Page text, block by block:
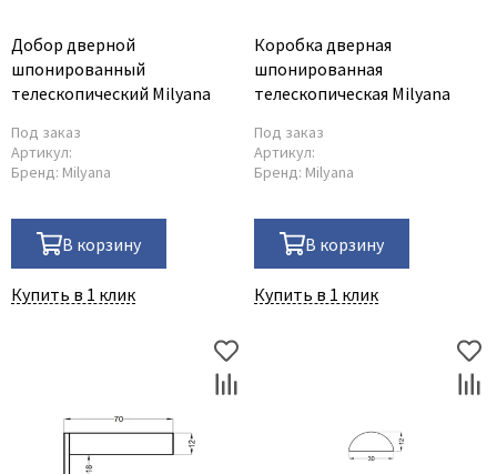
Добор дверной
шпонированный
телескопический Milyana
Под заказ
Артикул:
Бренд: Milyana
В корзину
Купить в 1 клик
Коробка дверная
шпонированная
телескопическая Milyana
Под заказ
Артикул:
Бренд: Milyana
В корзину
Купить в 1 клик